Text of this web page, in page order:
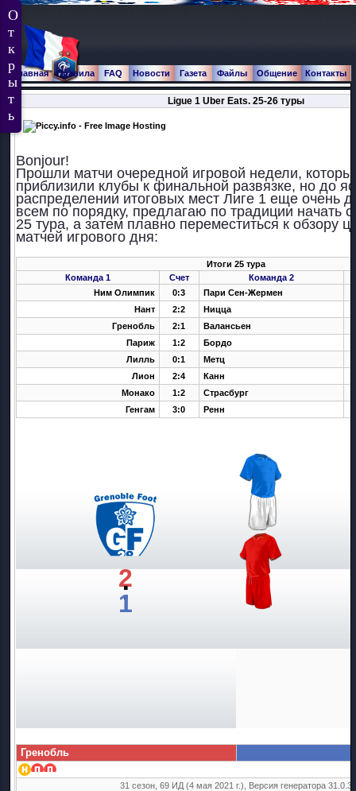
Главная Правила FAQ Новости Газета Файлы Общение Контакты
Ligue 1 Uber Eats. 25-26 туры
Bonjour!
Прошли матчи очередной игровой недели,
приблизили клубы к финальной развязке, но до
распределении итоговых мест Лиге 1 еще очень
всем по порядку, предлагаю по традиции начать с
25 тура, а затем плавно переместиться к обзору
матчей игрового дня:
Итоги 25 тура
Команда 1
Счет Команда 2
Ним Олимпик
0:3
Пари Сен-Жермен
Нант
2:2
Ницца
Гренобль
2:1
Валансьен
Париж
1:2
Бордо
Лилль
0:1
Метц
Лион
2:4
Канн
Монако
1:2
Страсбург
Генгам
3:0 Ренн
2
:
1
Гренобль
31 сезон, 69 ИД (4 мая 2021 г.), Версия генератора 31.0.3